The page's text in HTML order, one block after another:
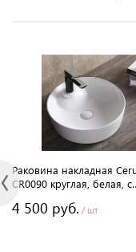
Раковина накладная
CR0090 круглая, белая, с
44х44х13 см
4 500 руб. / шт